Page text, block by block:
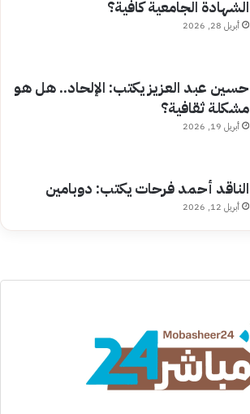
الشهادة الجامعية كافية؟
أبريل 28, 2026
حسين عبد العزيز يكتب: الإلحاد.. هل هو
مشكلة ثقافية؟
أبريل 19, 2026
الناقد أحمد فرحات يكتب: دوبامين
أبريل 12, 2026